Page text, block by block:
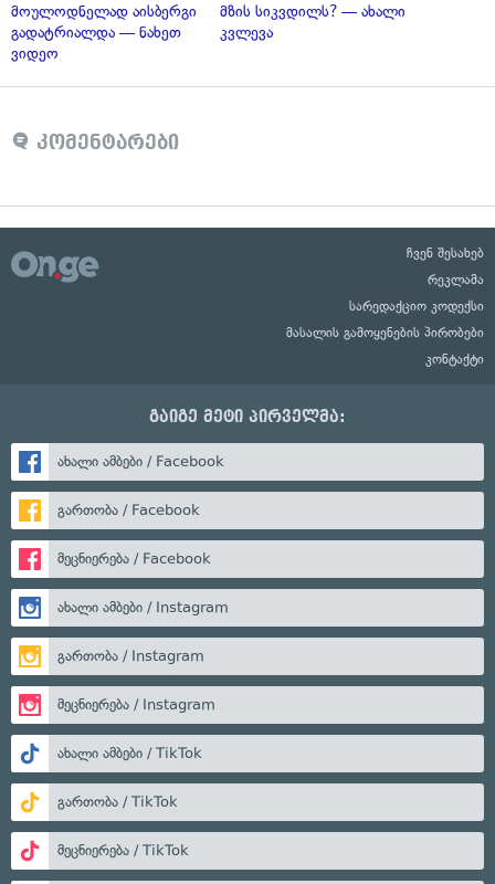
მოულოდნელად აისბერგი
გადატრიალდა — ნახეთ
ვიდეო
მზის სიკვდილს? — ახალი
კვლევა
კომენტარები
ჩვენ შესახებ
რეკლამა
სარედაქციო კოდექსი
მასალის გამოყენების პირობები
კონტაქტი
გაიგე მეტი პირველმა:
ახალი ამბები / Facebook
გართობა / Facebook
მეცნიერება / Facebook
ახალი ამბები / Instagram
გართობა / Instagram
მეცნიერება / Instagram
ახალი ამბები / TikTok
გართობა / TikTok
მეცნიერება / TikTok